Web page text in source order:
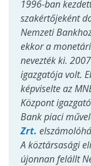
1996-ban
szakértőjeként
Nemzeti
ekkor a
nevezték ki.
igazgatója volt.
képviselte az
Központ
Bank piaci
Zrt.
A köztársasági
újonnan felállt